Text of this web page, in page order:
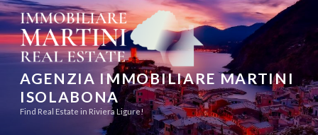
Aller
au
contenu
principal
AGENZIA IMMOBILIARE MARTINI
ISOLABONA
Find Real Estate in Riviera Ligure!